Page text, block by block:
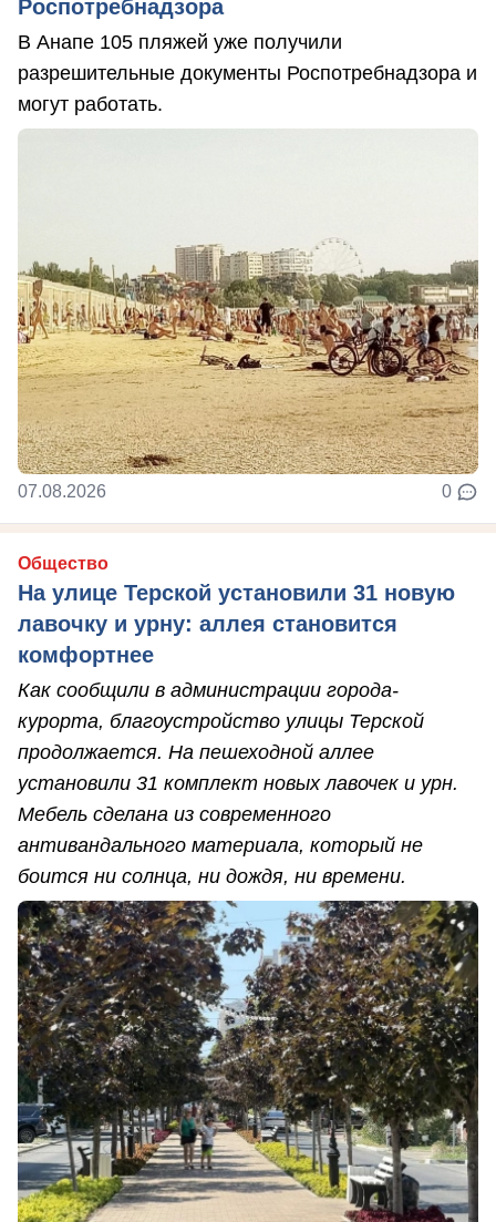
Роспотребнадзора
В Анапе 105 пляжей уже получили
разрешительные документы Роспотребнадзора и
могут работать.
07.08.2026 0
Общество
На улице Терской установили 31 новую
лавочку и урну: аллея становится
комфортнее
Как сообщили в администрации города-
курорта, благоустройство улицы Терской
продолжается. На пешеходной аллее
установили 31 комплект новых лавочек и урн.
Мебель сделана из современного
антивандального материала, который не
боится ни солнца, ни дождя, ни времени.